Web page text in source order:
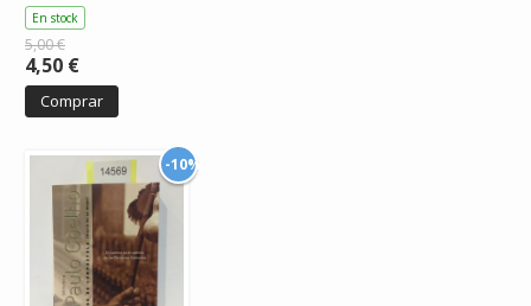
En stock
5,00 €
4,50 €
Comprar
-10%